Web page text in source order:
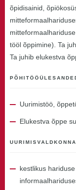
õpidisainid,
tööl õppimine). Ta
Ta juhib elukestva
Uurimistöö,
Elukestva õppe
kestlikus